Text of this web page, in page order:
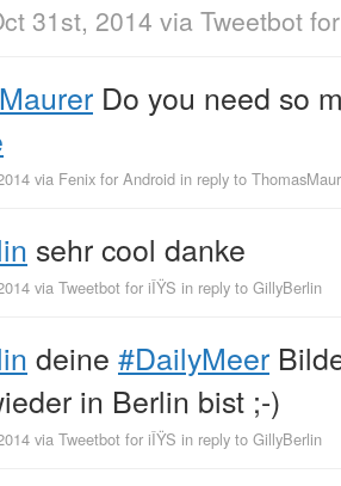
31st, 2014 via Tweetbot
Do you need so
via Fenix for Android in reply to
sehr cool danke
via Tweetbot for iÎŸS in reply to GillyBerlin
deine #DailyMeer
in Berlin bist ;-)
via Tweetbot for iÎŸS in reply to GillyBerlin